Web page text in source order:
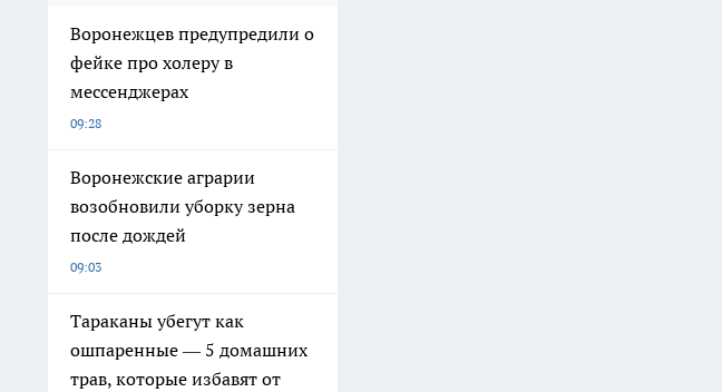
Воронежцев предупредили о
фейке про холеру в
мессенджерах
09:28
Воронежские аграрии
возобновили уборку зерна
после дождей
09:03
Тараканы убегут как
ошпаренные — 5 домашних
трав, которые избавят от